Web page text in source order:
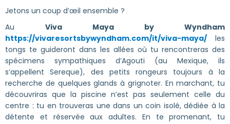
Jetons un coup d’œil ensemble ?
Au Viva Maya by Wyndham
https://vivaresortsbywyndham.com/it/viva-maya/ les
tongs te guideront dans les allées où tu rencontreras des
spécimens sympathiques d’Agouti (au Mexique, ils
s’appellent Sereque), des petits rongeurs toujours à la
recherche de quelques glands à grignoter. En marchant, tu
découvriras que la piscine n’est pas seulement celle du
centre : tu en trouveras une dans un coin isolé, dédiée à la
détente et réservée aux adultes. En te promenant, tu